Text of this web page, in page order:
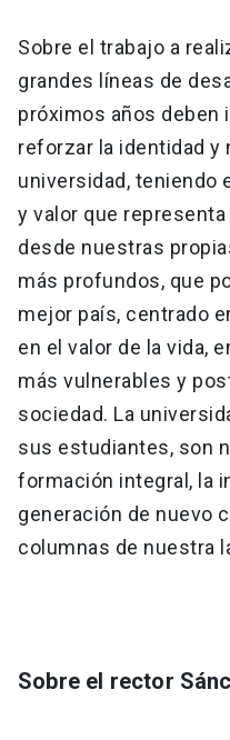
Sobre el trabajo a
grandes líneas de
próximos años deben
reforzar la identidad y
universidad, teniendo
y valor que
desde nuestras
más profundos, que
mejor país, centrado
en el valor de la vida,
más vulnerables y
sociedad. La
sus estudiantes, son
formación integral, la
generación de nuevo
columnas de nuestra
Sobre el rector